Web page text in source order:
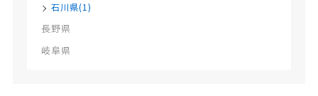
石川県(1)
長野県
岐阜県